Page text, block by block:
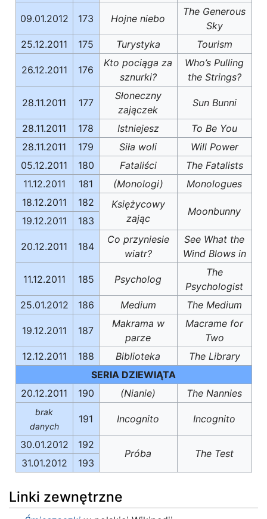
09.01.2012 173 Hojne niebo
The Generous
Sky
25.12.2011
175 Turystyka Tourism
26.12.2011 176
Kto pociąga za
sznurki?
Who’s Pulling
the Strings?
28.11.2011 177
Słoneczny
zajączek
Sun Bunni
28.11.2011 178 Istniejesz
To Be You
28.11.2011
179 Siła woli
Will Power
05.12.2011
180 Fataliści
The Fatalists
11.12.2011
181 (Monologi)
Monologues
18.12.2011
182
Księżycowy
zając
Moonbunny
19.12.2011
183
20.12.2011 184
Co przyniesie
wiatr?
See What the
Wind Blows in
11.12.2011 185 Psycholog
The
Psychologist
25.01.2012
186 Medium The Medium
19.12.2011 187
Makrama w
parze
Macrame for
Two
12.12.2011
188 Biblioteka
The Library
SERIA DZIEWIĄTA
20.12.2011
190 (Nianie) The Nannies
brak
danych
191 Incognito Incognito
30.01.2012 192
Próba
The Test
31.01.2012
193
Linki zewnętrzne